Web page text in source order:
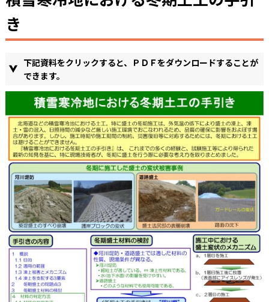
き
下記資料をクリックすると、ＰＤＦをダウンロードすることが
できます。